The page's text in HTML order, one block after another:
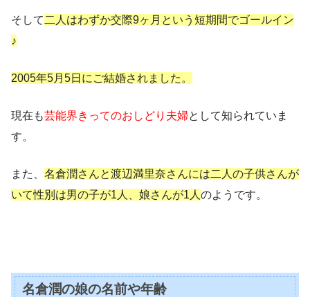
そして 二人はわずか交際9ヶ月という短期間でゴールイン
♪
2005年5月5日にご結婚されました。
現在も芸能界きってのおしどり夫婦として知られていま
す。
また、 名倉潤さんと渡辺満里奈さんには二人の子供さんが
いて性別は男の子が1人、娘さんが1人 のようです。
名倉潤の娘の名前や年齢